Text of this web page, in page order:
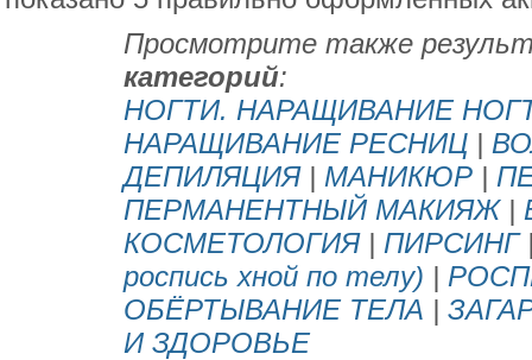
Просмотрите также
категорий:
НОГТИ. НАРАЩИВАНИЕ
НАРАЩИВАНИЕ РЕСНИЦ |
ДЕПИЛЯЦИЯ| МАНИКЮР |
ПЕРМАНЕНТНЫЙ МАКИЯЖ|
КОСМЕТОЛОГИЯ| ПИРСИНГ
роспись хной по телу) |
ОБЁРТЫВАНИЕ ТЕЛА |
И ЗДОРОВЬЕ